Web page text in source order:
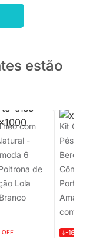
estão
com
-
6
de
Lola
OFF
Kit
Pés
Berço
Porta +
com
-16%